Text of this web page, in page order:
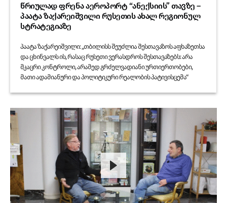
წრიულად ფრენა აეროპორტ “ანექსიის” თავზე –
პაატა ზაქარეიშვილი რუსეთის ახალ რეგიონულ
სტრატეგიაზე
პაატა ზაქარეიშვილი: „თბილისს შეუძლია შესთავაზოს აფხაზეთსა
და ცხინვალს ის, რასაც რუსეთი ვერასდროს შესთავაზებს: არა
მკაცრი კონტროლი, არამედ გრძელვადიანი ურთიერთობები,
მათი ადამიანური და პოლიტიკური რეალობის პატივისცემა“